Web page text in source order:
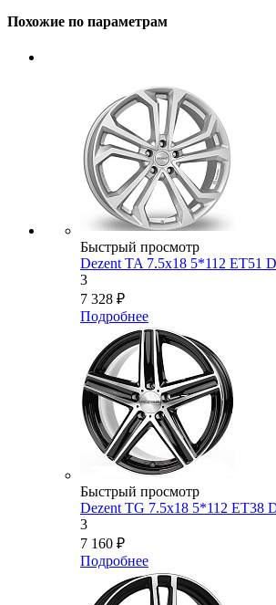
Похожие по параметрам
Быстрый просмотр
Dezent TA 7.5x18 5*112 ET51
3
7 328 ₽
Подробнее
Быстрый просмотр
Dezent TG 7.5x18 5*112 ET38
3
7 160 ₽
Подробнее